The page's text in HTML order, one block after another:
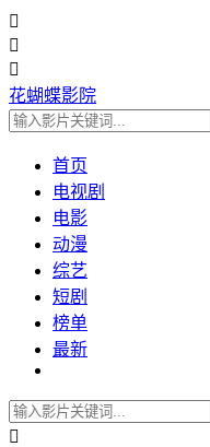



花蝴蝶影院
首页
电视剧
电影
动漫
综艺
短剧
榜单
最新
